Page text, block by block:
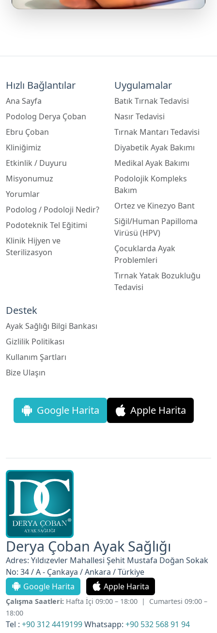
Podolog Derya Çoban
Ebru Çoban
Kliniğimiz
Etkinlik / Duyuru
Misyonumuz
Podolog / Podoloji Nedir?
Klinik Hijyen ve
Sterilizasyon
Nasır Tedavisi
Podolojik Kompleks
Bakım
Ortez ve Kinezyo Bant
Virüsü (HPV)
Çocuklarda Ayak
Problemleri
Tırnak Yatak Bozukluğu
Tedavisi
Kullanım Şartları
Derya Çoban Ayak Sağlığı
Adres: Yıldızevler Mahallesi Şehit Mustafa Doğan Sokak
No: 34 / A - Çankaya / Ankara / Türkiye
Google Harita
Apple Harita
Çalışma Saatleri:Hafta İçi 09:00 – 18:00 | Cumartesi 09:00 –
18:00
Tel :+90 312 4419199Whatsapp:+90 532 568 91 94
Eposta :
Ruhsat No: 670